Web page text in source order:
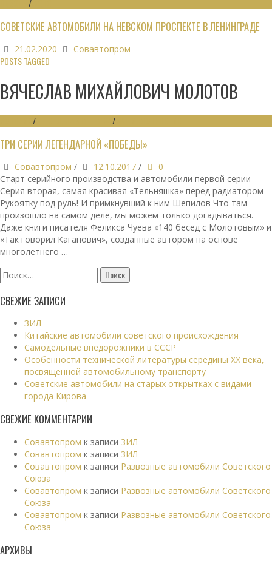
/
СОВЕТСКИЕ АВТОМОБИЛИ НА НЕВСКОМ ПРОСПЕКТЕ В ЛЕНИНГРАДЕ
21.02.2020 Совавтопром
POSTS TAGGED
ВЯЧЕСЛАВ МИХАЙЛОВИЧ МОЛОТОВ
/ /
ТРИ СЕРИИ ЛЕГЕНДАРНОЙ «ПОБЕДЫ»
Совавтопром / 12.10.2017 /
0
Старт серийного производства и автомобили первой серии
Серия вторая, самая красивая «Тельняшка» перед радиатором
Рукоятку под руль! И примкнувший к ним Шепилов Что там
произошло на самом деле, мы можем только догадываться.
Даже книги писателя Феликса Чуева «140 бесед с Молотовым» и
«Так говорил Каганович», созданные автором на основе
многолетнего …
Найти:
СВЕЖИЕ ЗАПИСИ
ЗИЛ
Китайские автомобили советского происхождения
Самодельные внедорожники в СССР
Особенности технической литературы середины XX века,
посвящённой автомобильному транспорту
Советские автомобили на старых открытках с видами
города Кирова
СВЕЖИЕ КОММЕНТАРИИ
Совавтопром к записи ЗИЛ
Совавтопром к записи ЗИЛ
Совавтопром к записи Развозные автомобили Советского
Союза
Совавтопром к записи Развозные автомобили Советского
Союза
Совавтопром к записи Развозные автомобили Советского
Союза
АРХИВЫ